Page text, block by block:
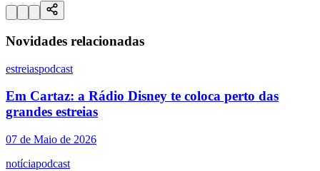
Novidades relacionadas
estreiaspodcast
Em Cartaz: a Rádio Disney te coloca perto das
grandes estreias
07 de Maio de 2026
notíciapodcast